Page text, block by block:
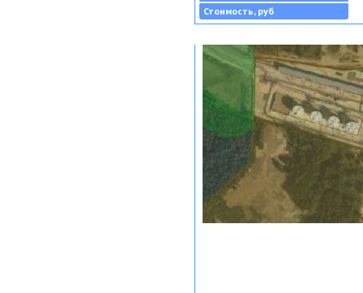
Стоимость, руб